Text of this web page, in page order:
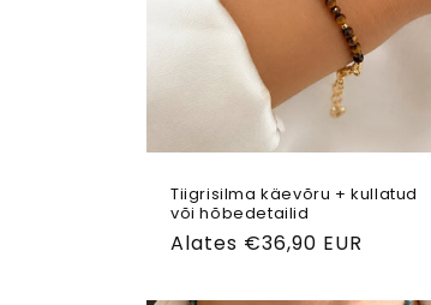
Tiigrisilma käevõru + kullatud
või hõbedetailid
Tavahind
Alates €36,90 EUR